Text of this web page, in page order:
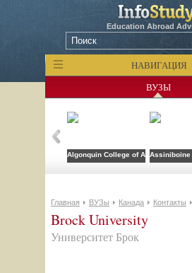
Education Abroad
НАВИГАЦИЯ
ВУЗЫ
Algonquin College of Applied Arts
Assiniboine
Главная ВУЗы Канада Контакты
Brock University
Университет Брок